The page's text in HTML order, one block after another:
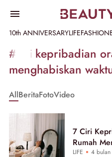
10th ANNIVERSARYLIFEFASHION
Informasi
Beautynesia
#ciri kepribadian
menghabiskan
AllBeritaFotoVideo
7 Ciri
Rumah
LIFE 4